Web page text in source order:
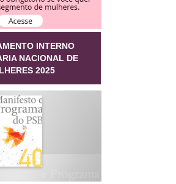
INTERNO
NACIONAL DE
2025